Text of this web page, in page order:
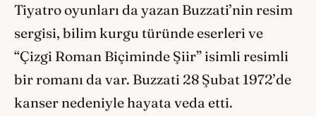
Tiyatro oyunları da yazan Buzzati’nin resim
sergisi, bilim kurgu türünde eserleri ve
“Çizgi Roman Biçiminde Şiir” isimli resimli
bir romanı da var. Buzzati 28 Şubat 1972’de
kanser nedeniyle hayata veda etti.